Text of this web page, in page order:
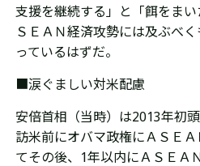
支援を継続する」と「餌をま
ＳＥＡＮ経済攻勢には及ぶべ
っているはずだ。
■涙ぐましい対米配慮
安倍首相（当時）は2013年初
訪米前にオバマ政権にＡＳＥ
てその後、1年以内にＡＳＥＡ